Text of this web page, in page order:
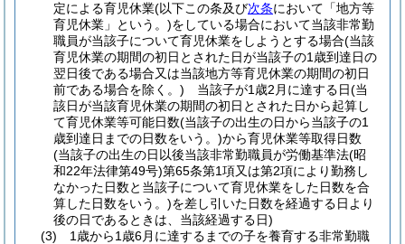
定による育児休業(以下この条及び次条において「地方等
育児休業」という。)をしている場合において当該非常勤
職員が当該子について育児休業をしようとする場合(当該
育児休業の期間の初日とされた日が当該子の1歳到達日の
翌日後である場合又は当該地方等育児休業の期間の初日
前である場合を除く。) 当該子が1歳2月に達する日(当
該日が当該育児休業の期間の初日とされた日から起算し
て育児休業等可能日数(当該子の出生の日から当該子の1
歳到達日までの日数をいう。)から育児休業等取得日数
(当該子の出生の日以後当該非常勤職員が労働基準法(昭
和22年法律第49号)第65条第1項又は第2項により勤務し
なかった日数と当該子について育児休業をした日数を合
算した日数をいう。)を差し引いた日数を経過する日より
後の日であるときは、当該経過する日)
(3)
1歳から1歳6月に達するまでの子を養育する非常勤職